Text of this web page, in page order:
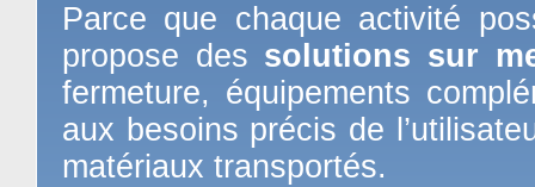
Parce que chaque activité
propose des solutions sur
fermeture, équipements
aux besoins précis de
matériaux transportés.